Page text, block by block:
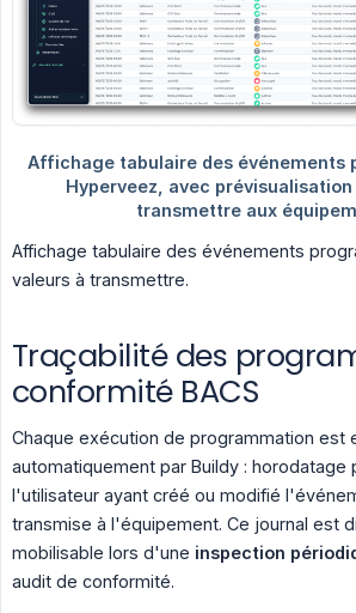
Affichage tabulaire des événements
valeurs à transmettre.
Traçabilité des
conformité BACS
Chaque exécution de programmation est
automatiquement par Buildy : horodatage
l'utilisateur ayant créé ou modifié
transmise à l'équipement. Ce journal est
mobilisable lors d'une inspection
audit de conformité.